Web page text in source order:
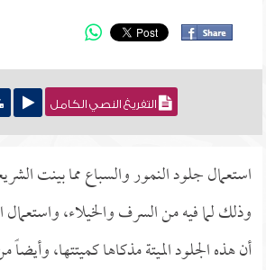
التفريغ النصي الكامل
استعمال جلود النمور والسباع مما بينت
وذلك لما فيه من السرف والخيلاء، واستعمال
أن هذه الجلود الميتة مذكاها كميتتها، وأيضاً